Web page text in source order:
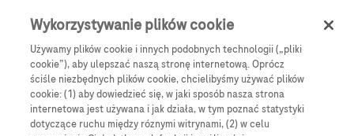
Skip navigation Menu
Ścieżka nawigacyjna
Wprowadzenie do korzystania z CGM
069552026PWD
Wykorzystywanie plików cookie
Używamy plików cookie i innych podobnych technologii („pliki
cookie”), aby ulepszać naszą stronę internetową. Oprócz
ściśle niezbędnych plików cookie, chcielibyśmy używać plików
cookie: (1) aby dowiedzieć się, w jaki sposób nasza strona
internetowa jest używana i jak działa, w tym poznać statystyki
dotyczące ruchu między róznymi witrynami, (2) w celu